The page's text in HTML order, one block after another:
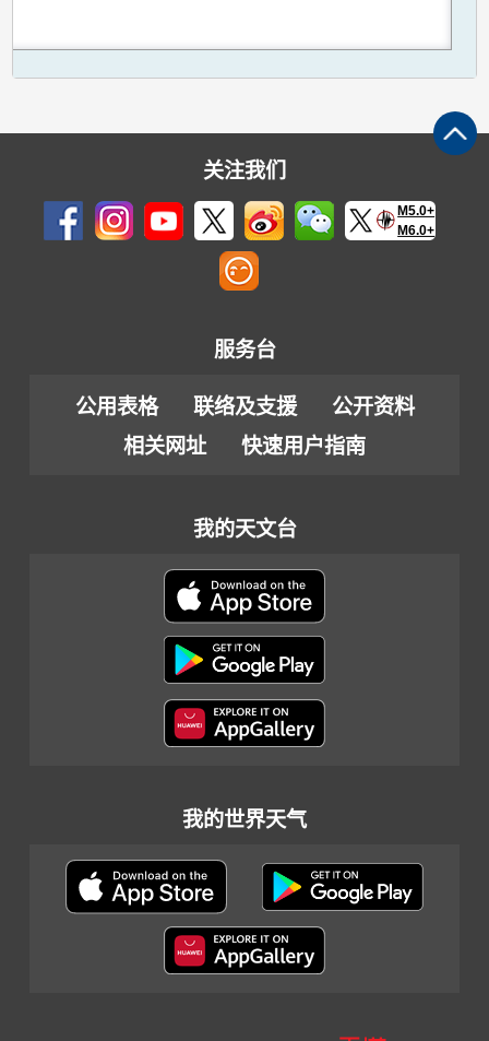
关注我们
M5.0+
M6.0+
服务台
公用表格 联络及支援
公开资料
相关网址
快速用户指南
我的天文台
我的世界天气